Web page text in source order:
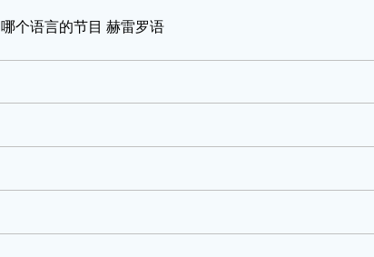
哪个语言的节目 赫雷罗语